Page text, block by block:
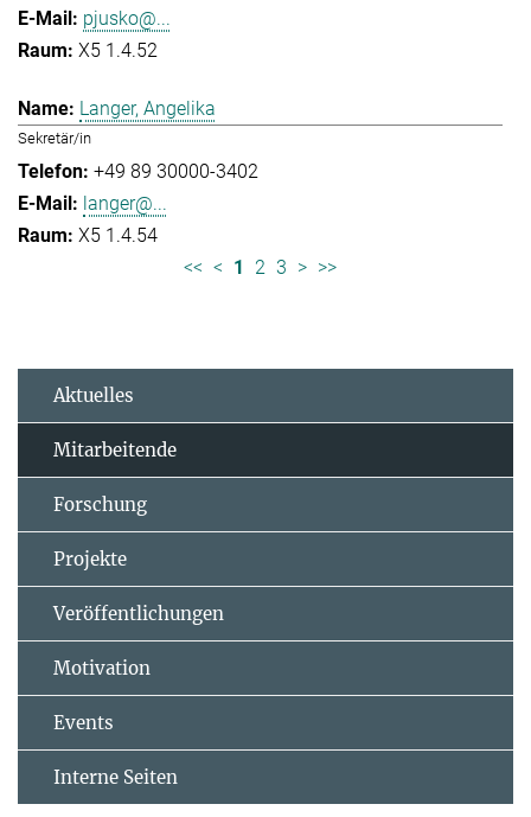
pjusko@...
X5 1.4.52
Langer, Angelika
Sekretär/in
+49 89 30000-3402
langer@...
X5 1.4.54
<< < 1 2 3 > >>
Aktuelles
Mitarbeitende
Forschung
Projekte
Veröffentlichungen
Motivation
Events
Interne Seiten